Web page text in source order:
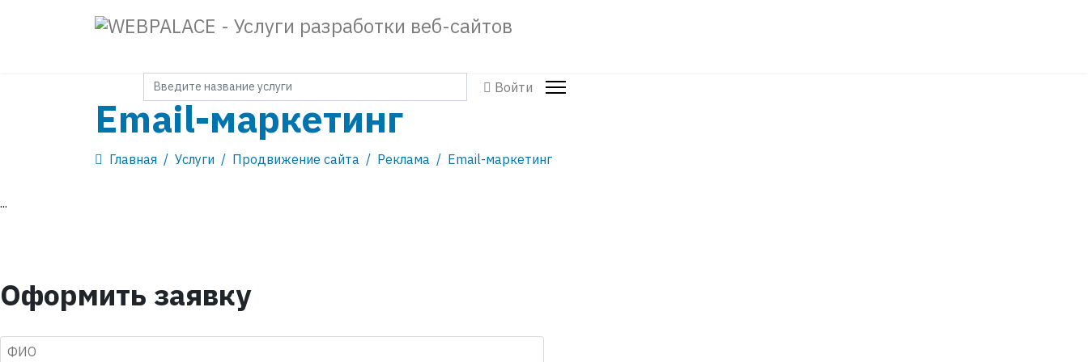
Поиск Войти
Услуги
Блог
Email-маркетинг
Главная Услуги Продвижение сайта Реклама Email-маркетинг
...
Оформить заявку